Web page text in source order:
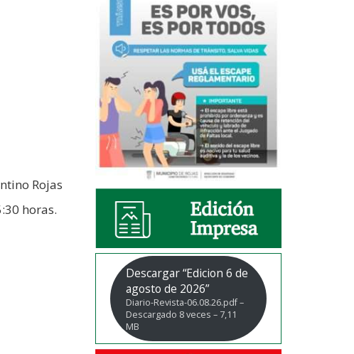
Rojas
horas.
Descargar “Edicion 6 de
agosto de 2026”
Diario-Revista-06.08.26.pdf –
Descargado 8 veces – 7,11
MB